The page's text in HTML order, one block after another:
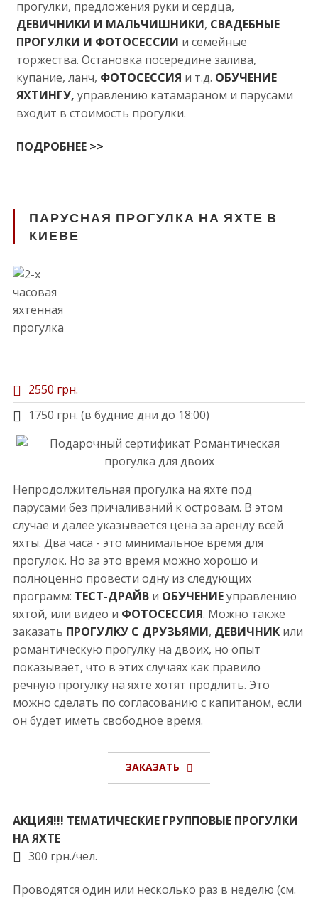
прогулки, предложения руки и сердца,
ДЕВИЧНИКИ И МАЛЬЧИШНИКИ, СВАДЕБНЫЕ
ПРОГУЛКИ И ФОТОСЕССИИ и семейные
торжества. Остановка посередине залива,
купание, ланч, ФОТОСЕССИЯ и т.д. ОБУЧЕНИЕ
ЯХТИНГУ, управлению катамараном и парусами
входит в стоимость прогулки.
ПОДРОБНЕЕ >>
ПАРУСНАЯ ПРОГУЛКА НА ЯХТЕ В
КИЕВЕ
2550 грн.
1750 грн. (в будние дни до 18:00)
Непродолжительная прогулка на яхте под
парусами без причаливаний к островам. В этом
случае и далее указывается цена за аренду всей
яхты. Два часа - это минимальное время для
прогулок. Но за это время можно хорошо и
полноценно провести одну из следующих
программ: ТЕСТ-ДРАЙВи ОБУЧЕНИЕуправлению
яхтой, или видео и ФОТОСЕССИЯ. Можно также
заказать ПРОГУЛКУ С ДРУЗЬЯМИ, ДЕВИЧНИКили
романтическую прогулку на двоих, но опыт
показывает, что в этих случаях как правило
речную прогулку на яхте хотят продлить. Это
можно сделать по согласованию с капитаном, если
он будет иметь свободное время.
ЗАКАЗАТЬ
АКЦИЯ!!! ТЕМАТИЧЕСКИЕ ГРУППОВЫЕ ПРОГУЛКИ
НА ЯХТЕ
300 грн./чел.
Проводятся один или несколько раз в неделю (см.